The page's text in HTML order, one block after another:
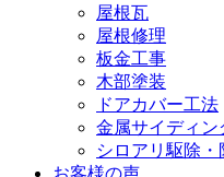
屋根瓦
屋根修理
板金工事
木部塗装
ドアカバー工法
金属サイディン
シロアリ駆除・
お客様の声